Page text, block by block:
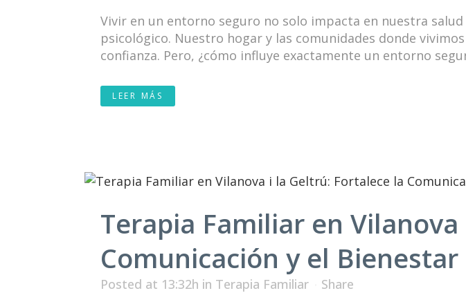
Vivir en un entorno seguro no solo impacta en nuestra
psicológico. Nuestro hogar y las comunidades donde
confianza. Pero, ¿cómo influye exactamente un entorno
LEER MÁS
Terapia Familiar en
Comunicación y el
Posted at 13:32h in Terapia Familiar
Share